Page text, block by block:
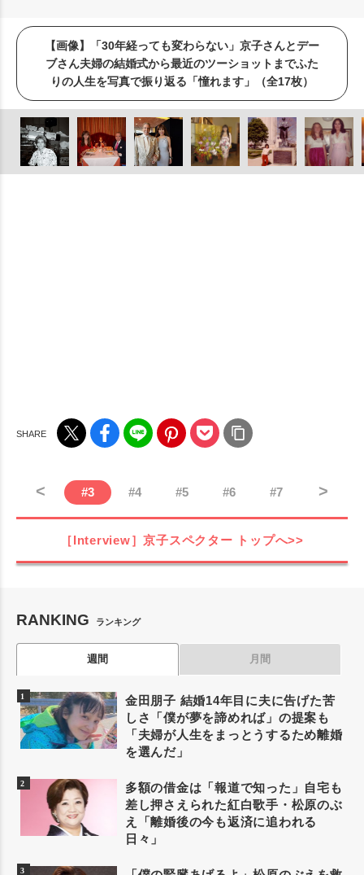
【画像】「30年経っても変わらない」京子さんとデー
ブさん夫婦の結婚式から最近のツーショットまでふた
りの人生を写真で振り返る「憧れます」（全17枚）
< #3 #4 #5 #6 #7 >
［Interview］京子スペクター トップへ>>
RANKING ランキング
週間 月間
金田朋子 結婚14年目に夫に告げた苦
しさ「僕が夢を諦めれば」の提案も
「夫婦が人生をまっとうするため離婚
を選んだ」
多額の借金は「報道で知った」自宅も
差し押さえられた紅白歌手・松原のぶ
え「離婚後の今も返済に追われる
日々」